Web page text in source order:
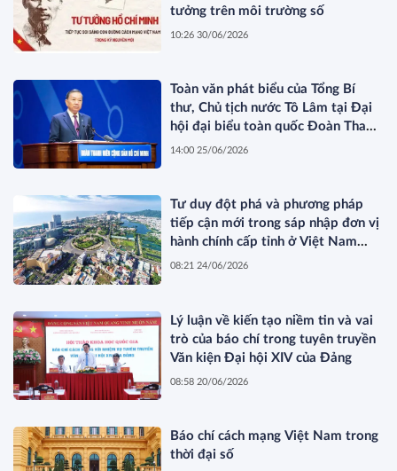
tưởng trên môi trường số
10:26 30/06/2026
Toàn văn phát biểu của Tổng Bí
thư, Chủ tịch nước Tô Lâm tại Đại
hội đại biểu toàn quốc Đoàn Thanh
niên Cộng sản Hồ Chí Minh lần thứ
14:00 25/06/2026
Tư duy đột phá và phương pháp
tiếp cận mới trong sáp nhập đơn vị
hành chính cấp tỉnh ở Việt Nam
hiện nay
08:21 24/06/2026
Lý luận về kiến tạo niềm tin và vai
trò của báo chí trong tuyên truyền
Văn kiện Đại hội XIV của Đảng
08:58 20/06/2026
Báo chí cách mạng Việt Nam trong
thời đại số